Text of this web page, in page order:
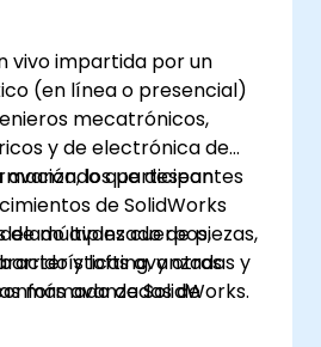
vivo impartida por un
(en línea o presencial)
mecatrónicos,
y de electrónica de
que desean
de SolidWorks
avanzado de piezas,
avanzadas y
de SolidWorks.
los participantes
de múltiples cuerpos,
y lofting, y otras
más avanzadas de